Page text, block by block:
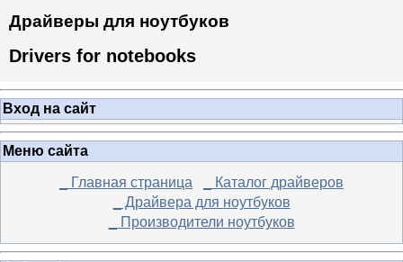
Драйверы для ноутбуков
Drivers for notebooks
Вход на сайт
Меню сайта
_ Главная страница
_ Каталог драйверов
_ Драйвера для ноутбуков
_ Производители ноутбуков